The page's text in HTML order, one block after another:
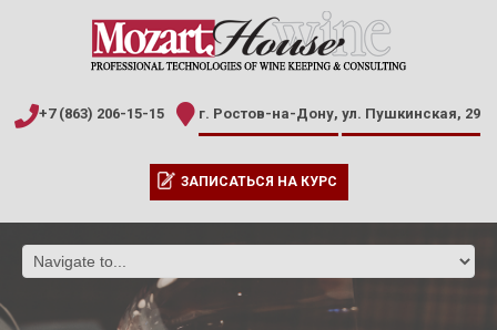
+7 (863) 206-15-15 г. Ростов-на-Дону, ул. Пушкинская, 29
ЗАПИСАТЬСЯ НА КУРС